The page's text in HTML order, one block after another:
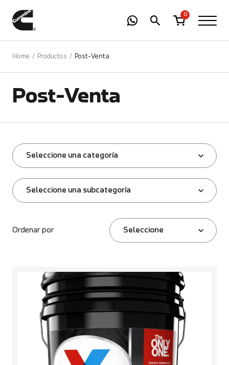
0
Home Productos Post-Venta
Post-Venta
Seleccione una categoría
Seleccione una subcategoría
Ordenar por Seleccione